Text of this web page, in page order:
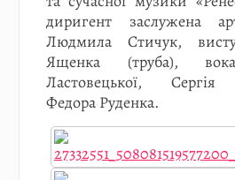
диригент заслужена
Людмила Стичук,
Ященка (труба),
Ластовецької, Сергія
Федора Руденка.